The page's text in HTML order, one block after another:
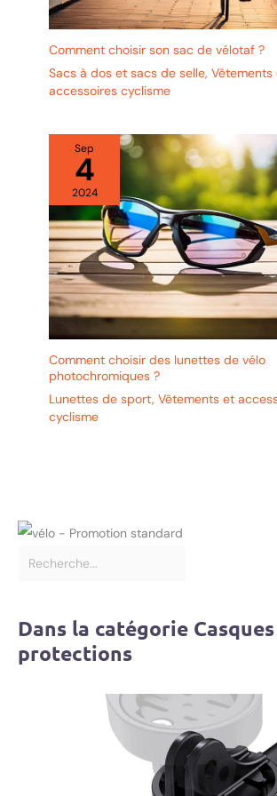
Comment choisir son sac de vélotaf ?
Sacs à dos et sacs de selle, Vêtements
accessoires cyclisme
Sep
4
2024
Comment choisir des lunettes de vélo
photochromiques ?
Lunettes de sport, Vêtements et
cyclisme
Dans la catégorie
protections